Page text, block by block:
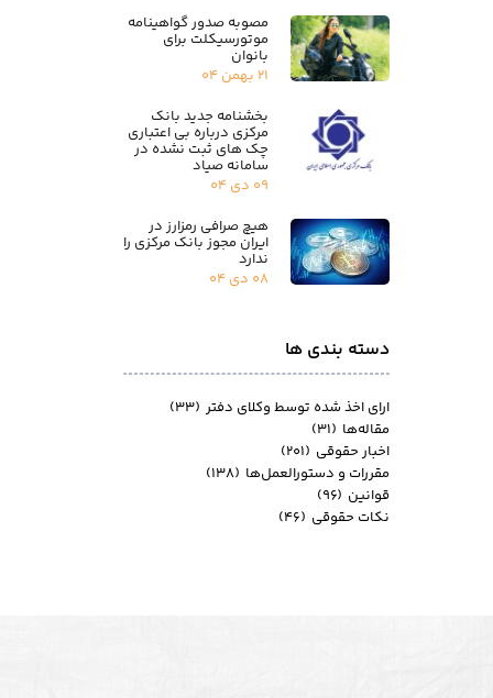
مصوبه صدور گواهینامه
موتورسیکلت برای
بانوان
۲۱ بهمن ۰۴
بخشنامه جدید بانک
مرکزی درباره بی اعتباری
چک های ثبت نشده در
سامانه صیاد
۰۹ دی ۰۴
هیچ صرافی رمزارز در
ایران مجوز بانک مرکزی را
ندارد
۰۸ دی ۰۴
دسته بندی ها
ارای اخذ شده توسط وکلای دفتر (۳۳)
مقاله‌ها (۳۱)
اخبار حقوقی (۲۰۱)
مقررات و دستورالعمل‌ها (۱۳۸)
قوانین (۹۶)
نکات حقوقی (۴۶)